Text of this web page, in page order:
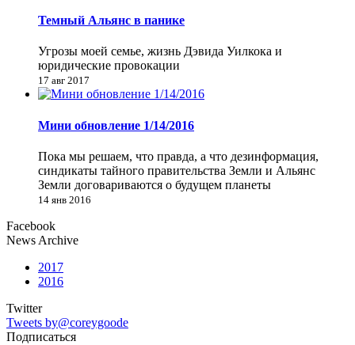
Темный Альянс в панике
Угрозы моей семье, жизнь Дэвида Уилкока и
юридические провокации
17 авг 2017
Мини обновление 1/14/2016
Пока мы решаем, что правда, а что дезинформация,
синдикаты тайного правительства Земли и Альянс
Земли договариваются о будущем планеты
14 янв 2016
Facebook
News Archive
2017
2016
Twitter
Tweets by@coreygoode
Подписаться